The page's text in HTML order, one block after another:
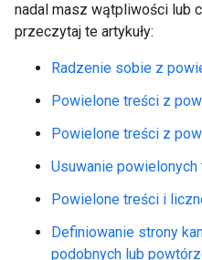
nadal masz wątpliwości lub
przeczytaj te artykuły:
Radzenie sobie z
Powielone treści z
Powielone treści z
Usuwanie
Powielone treści i
Definiowanie strony
podobnych lub